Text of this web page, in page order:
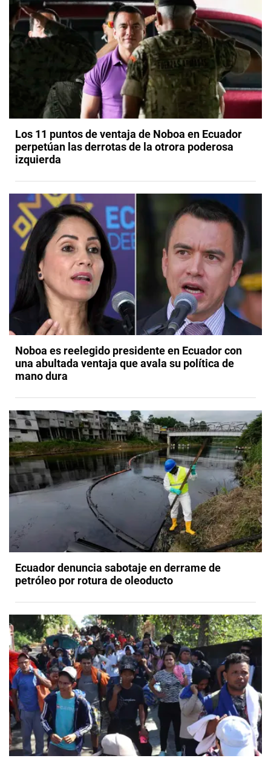
Los 11 puntos de ventaja de Noboa en Ecuador
perpetúan las derrotas de la otrora poderosa
izquierda
Noboa es reelegido presidente en Ecuador con
una abultada ventaja que avala su política de
mano dura
Ecuador denuncia sabotaje en derrame de
petróleo por rotura de oleoducto